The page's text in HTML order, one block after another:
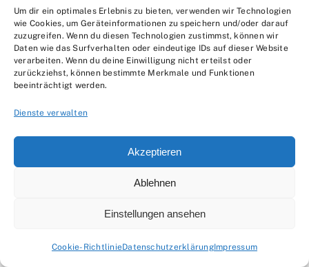
Um dir ein optimales Erlebnis zu bieten, verwenden wir Technologien
wie Cookies, um Geräteinformationen zu speichern und/oder darauf
zuzugreifen. Wenn du diesen Technologien zustimmst, können wir
Daten wie das Surfverhalten oder eindeutige IDs auf dieser Website
verarbeiten. Wenn du deine Einwilligung nicht erteilst oder
zurückziehst, können bestimmte Merkmale und Funktionen
beeinträchtigt werden.
Dienste verwalten
Akzeptieren
Ablehnen
Einstellungen ansehen
Cookie-RichtlinieDatenschutzerklärungImpressum
Gartengestaltung: Planung und Funktion im Fokus